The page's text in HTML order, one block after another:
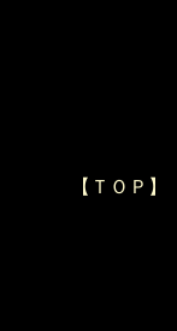
【ＴＯＰ】